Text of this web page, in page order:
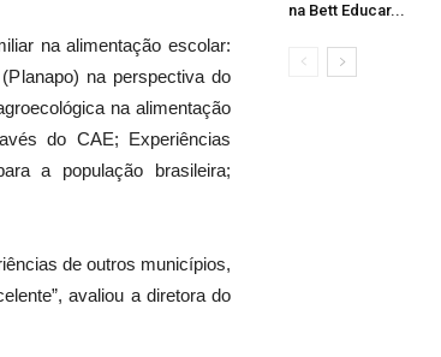
na alimentação escolar:
na perspectiva do
na alimentação
do CAE; Experiências
a população brasileira;
de outros municípios,
avaliou a diretora do
na Bett Educar...